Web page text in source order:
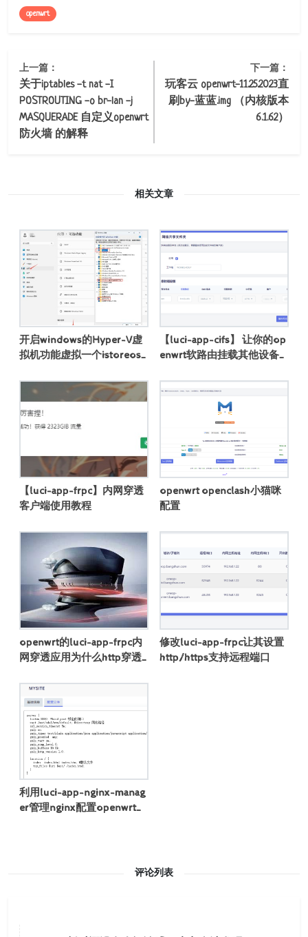
openwrt
上一篇：
关于iptables -t nat -I
POSTROUTING -o br-lan -j
MASQUERADE 自定义openwrt
防火墙 的解释
下一篇：
玩客云 openwrt-11.25.2023直
刷by-蓝蓝.img （内核版本
6.1.62）
相关文章
开启windows的Hyper-V虚
拟机功能虚拟一个istoreos
【luci-app-cifs】 让你的op
enwrt软路由挂载其他设备
件夹
【luci-app-frpc】内网穿透
客户端使用教程
openwrt openclash小猫咪
配置
openwrt的luci-app-frpc内
网穿透应用为什么http穿透
修改luci-app-frpc让其设置
http/https支持远程端口
利用luci-app-nginx-manag
er管理nginx配置openwrt创
评论列表